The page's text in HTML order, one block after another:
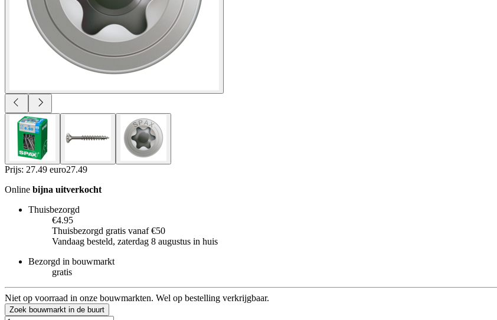
Prijs: 27.49 euro27.49
Online bijna uitverkocht
Thuisbezorgd
€4.95
Thuisbezorgd gratis vanaf €50
Vandaag besteld, zaterdag 8 augustus in huis
Bezorgd in bouwmarkt
gratis
Niet op voorraad in onze bouwmarkten. Wel op bestelling verkrijgbaar.
Zoek bouwmarkt in de buurt